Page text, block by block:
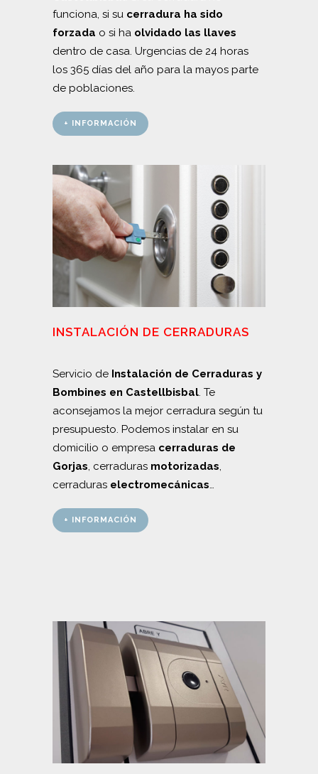
funciona, si su cerradura ha sido
forzada o si ha olvidado las llaves
dentro de casa. Urgencias de 24 horas
los 365 días del año para la mayos parte
de poblaciones.
+ INFORMACIÓN
INSTALACIÓN DE CERRADURAS
Servicio de Instalación de Cerraduras y
Bombines en Castellbisbal. Te
aconsejamos la mejor cerradura según tu
presupuesto. Podemos instalar en su
domicilio o empresa cerraduras de
Gorjas, cerraduras motorizadas,
cerraduras electromecánicas…
+ INFORMACIÓN